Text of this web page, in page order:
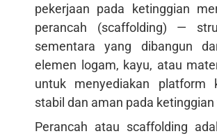
pekerjaan pada ketinggian
perancah (scaffolding) —
sementara yang dibangun
elemen logam, kayu, atau
untuk menyediakan platform
stabil dan aman pada
Perancah atau scaffolding